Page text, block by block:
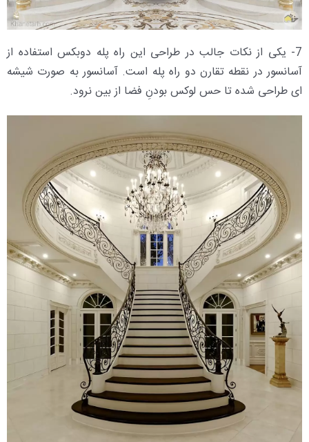
7- یکی از نکات جالب در طراحی این راه پله دوبکس استفاده از
آسانسور در نقطه تقارن دو راه پله است. آسانسور به صورت شیشه
ای طراحی شده تا حس لوکس بودنِ فضا از بین نرود.